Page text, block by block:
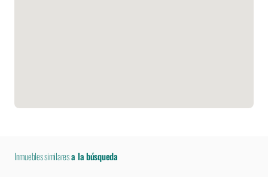
Inmuebles similaresa la búsqueda